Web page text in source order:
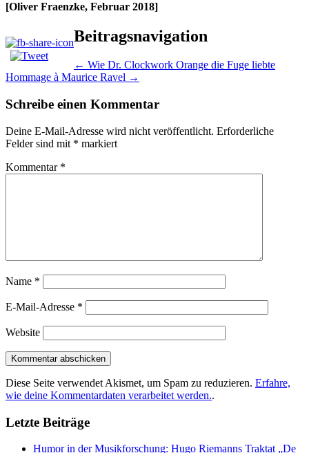
[Oliver Fraenzke, Februar 2018]
Beitragsnavigation
← Wie Dr. Clockwork Orange die Fuge liebte
Hommage à Maurice Ravel →
Schreibe einen Kommentar
Deine E-Mail-Adresse wird nicht veröffentlicht. Erforderliche
Felder sind mit * markiert
Kommentar *
Name *
E-Mail-Adresse *
Website
Diese Seite verwendet Akismet, um Spam zu reduzieren. Erfahre,
wie deine Kommentardaten verarbeitet werden..
Letzte Beiträge
Humor in der Musikforschung: Hugo Riemanns Traktat „De